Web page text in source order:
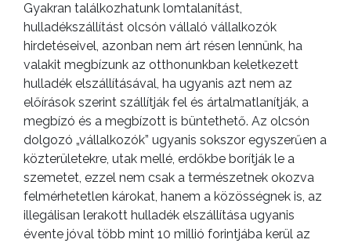
Gyakran találkozhatunk lomtalanítást,
hulladékszállítást olcsón vállaló vállalkozók
hirdetéseivel, azonban nem árt résen lennünk, ha
valakit megbízunk az otthonunkban keletkezett
hulladék elszállításával, ha ugyanis azt nem az
előírások szerint szállítják fel és ártalmatlanítják, a
megbízó és a megbízott is büntethető. Az olcsón
dolgozó „vállalkozók” ugyanis sokszor egyszerűen a
közterületekre, utak mellé, erdőkbe borítják le a
szemetet, ezzel nem csak a természetnek okozva
felmérhetetlen károkat, hanem a közösségnek is, az
illegálisan lerakott hulladék elszállítása ugyanis
évente jóval több mint 10 millió forintjába kerül az